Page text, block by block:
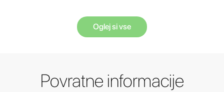
Oglej si vse
Povratne informacije